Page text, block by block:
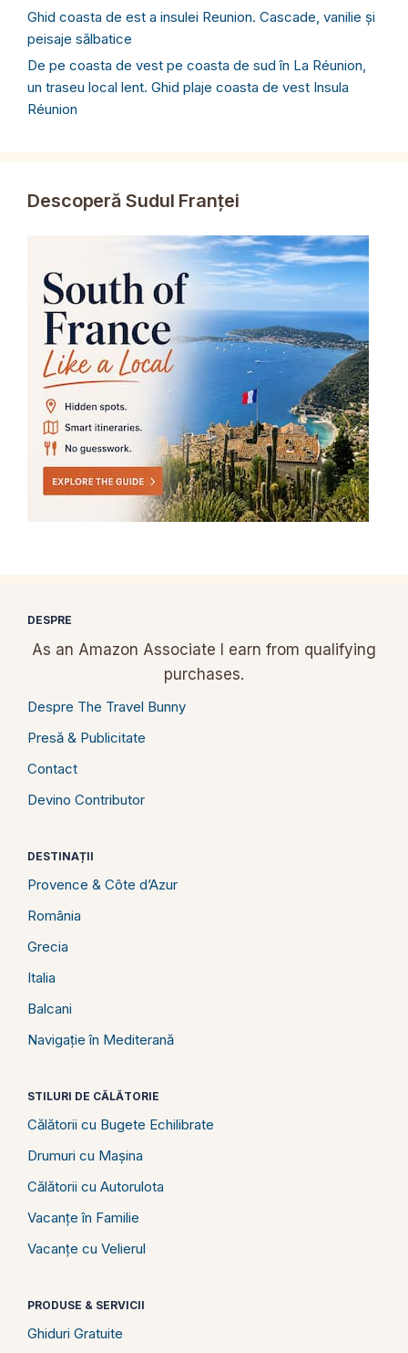
Ghid coasta de est a insulei Reunion. Cascade, vanilie și
peisaje sălbatice
De pe coasta de vest pe coasta de sud în La Réunion,
un traseu local lent. Ghid plaje coasta de vest Insula
Réunion
Descoperă Sudul Franței
DESPRE
As an Amazon Associate I earn from qualifying
purchases.
Despre The Travel Bunny
Presă & Publicitate
Contact
Devino Contributor
DESTINAȚII
Provence & Côte d’Azur
România
Grecia
Italia
Balcani
Navigație în Mediterană
STILURI DE CĂLĂTORIE
Călătorii cu Bugete Echilibrate
Drumuri cu Mașina
Călătorii cu Autorulota
Vacanțe în Familie
Vacanțe cu Velierul
PRODUSE & SERVICII
Ghiduri Gratuite